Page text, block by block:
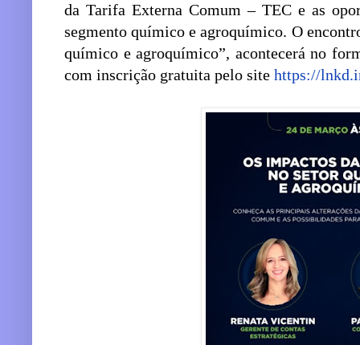
da Tarifa Externa Comum – TEC e as
segmento químico e agroquímico. O
químico e agroquímico”, acontecerá no
com inscrição gratuita pelo site https://